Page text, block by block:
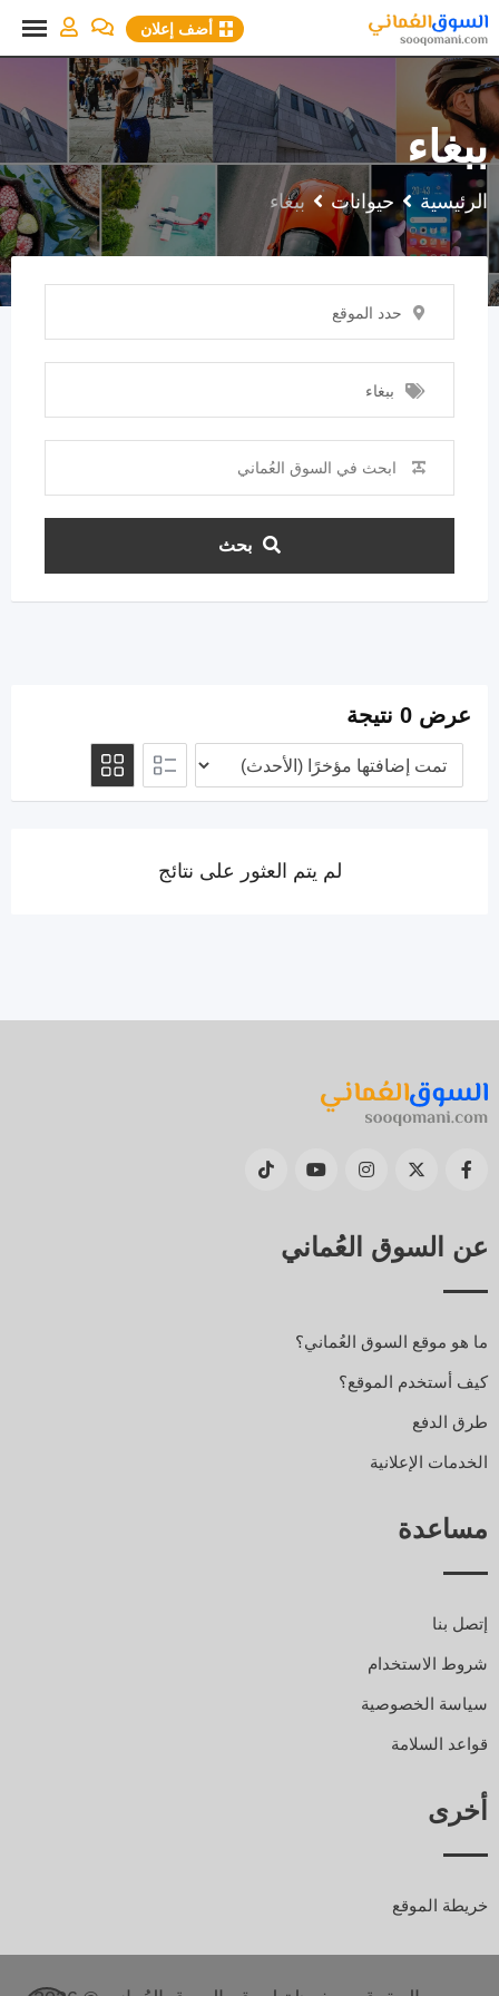
انتقل
إلى
المحتوى
أضف إعلان
ببغاء
الرئيسية حيوانات ببغاء
حدد الموقع
ببغاء
بحث
عرض 0 نتيجة
لم يتم العثور على نتائج
عن السوق العُماني
ما هو موقع السوق العُماني؟
كيف أستخدم الموقع؟
طرق الدفع
الخدمات الإعلانية
مساعدة
إتصل بنا
شروط الاستخدام
سياسة الخصوصية
قواعد السلامة
أخرى
خريطة الموقع